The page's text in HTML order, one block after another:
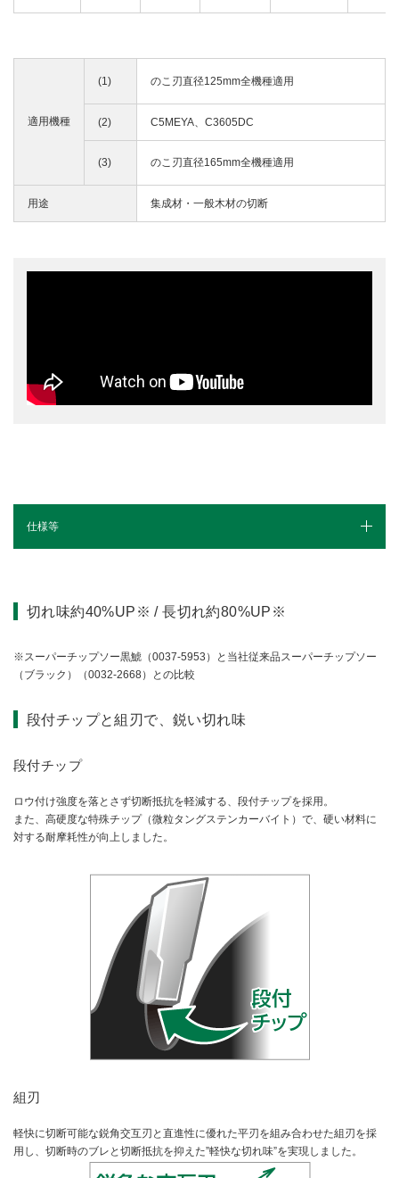
適用機種
(1) のこ刃直径125mm全機種適用
(2) C5MEYA、C3605DC
(3) のこ刃直径165mm全機種適用
用途 集成材・一般木材の切断
仕様等
切れ味約40%UP※ / 長切れ約80%UP※
※スーパーチップソー黒鯱（0037-5953）と当社従来品スーパーチップソー
（ブラック）（0032-2668）との比較
段付チップと組刃で、鋭い切れ味
段付チップ
ロウ付け強度を落とさず切断抵抗を軽減する、段付チップを採用。
また、高硬度な特殊チップ（微粒タングステンカーバイト）で、硬い材料に
対する耐摩耗性が向上しました。
組刃
軽快に切断可能な鋭角交互刃と直進性に優れた平刃を組み合わせた組刃を採
用し、切断時のブレと切断抵抗を抑えた”軽快な切れ味”を実現しました。